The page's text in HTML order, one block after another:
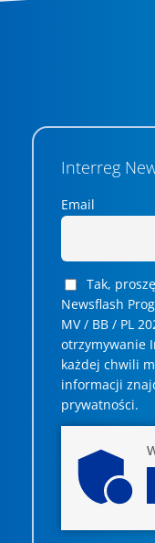
Interreg
Email
Tak,
Newsflash
MV / BB / PL
otrzymywanie
każdej chwili
informacji
prywatności.